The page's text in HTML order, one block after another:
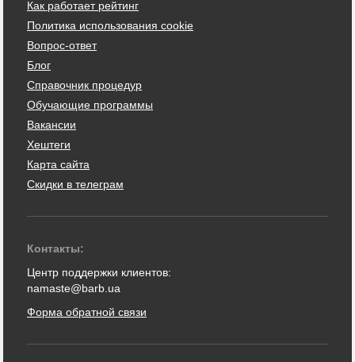
Как работает рейтинг
Политика использования cookie
Вопрос-ответ
Блог
Справочник процедур
Обучающие программы
Вакансии
Хештеги
Карта сайта
Скидки в телеграм
Контакты:
Центр поддержки клиентов:
namaste@barb.ua
Форма обратной связи